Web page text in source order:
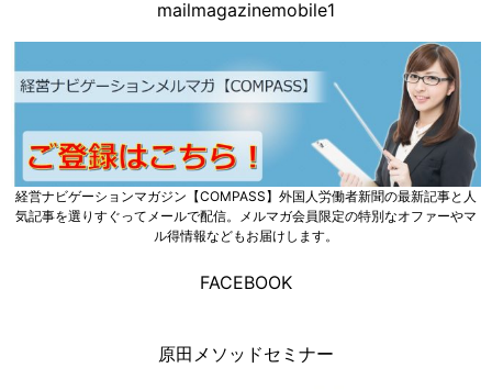
mailmagazinemobile1
経営ナビゲーションマガジン【COMPASS】外国人労働者新聞の最新記事と人
気記事を選りすぐってメールで配信。メルマガ会員限定の特別なオファーやマ
ル得情報などもお届けします。
FACEBOOK
原田メソッドセミナー